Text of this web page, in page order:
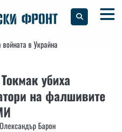
в Украйна
убиха
на фалшивите
Олександър Барон